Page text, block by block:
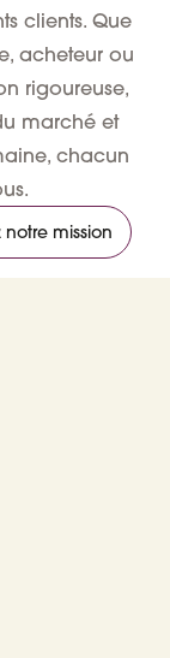
clients. Que
acheteur ou
rigoureuse,
marché et
chacun
mission